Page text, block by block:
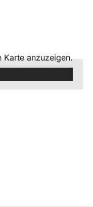
Karte anzuzeigen.